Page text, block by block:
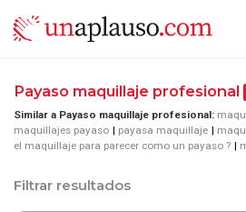
Payaso maquillaje profesional
Similar a Payaso maquillaje profesional:
maquillajes payaso
payasa maquillaje
el maquillaje para parecer como un payaso ?
Filtrar resultados